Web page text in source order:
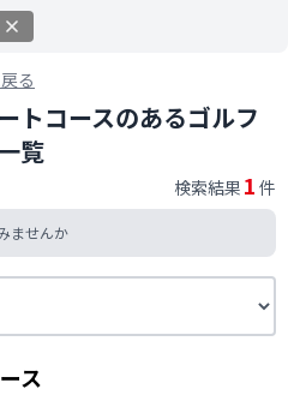
る
トコースのあるゴルフ
覧
検索結果 1 件
ませんか
ス